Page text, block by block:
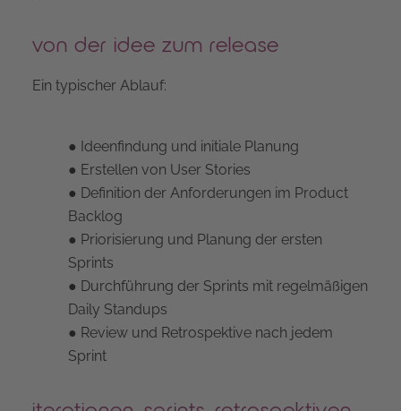
von der idee zum release
Ein typischer Ablauf:
● Ideenfindung und initiale Planung
● Erstellen von User Stories
● Definition der Anforderungen im Product
Backlog
● Priorisierung und Planung der ersten
Sprints
● Durchführung der Sprints mit regelmäßigen
Daily Standups
● Review und Retrospektive nach jedem
Sprint